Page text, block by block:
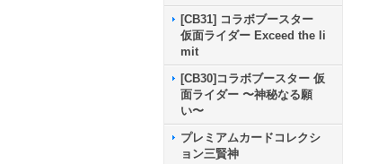
[CB31] コラボブースター
仮面ライダー Exceed the li
mit
[CB30]コラボブースター 仮
面ライダー 〜神秘なる願
い〜
プレミアムカードコレクシ
ョン三賢神